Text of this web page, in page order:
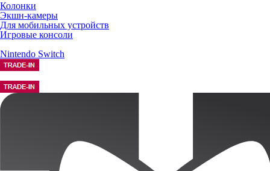
Колонки
Экшн-камеры
Для мобильных устройств
Игровые консоли
Nintendo Switch